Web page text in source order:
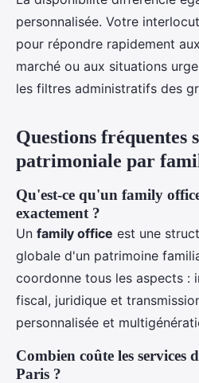
personnalisée. Votre
pour répondre rapidement
marché ou aux situations
les filtres administratifs des
Questions fréquentes
patrimoniale par
Qu'est-ce qu'un family
exactement ?
Un family office est une
globale d'un patrimoine
coordonne tous les aspects :
fiscal, juridique et
personnalisée et
Combien coûte les services
Paris ?